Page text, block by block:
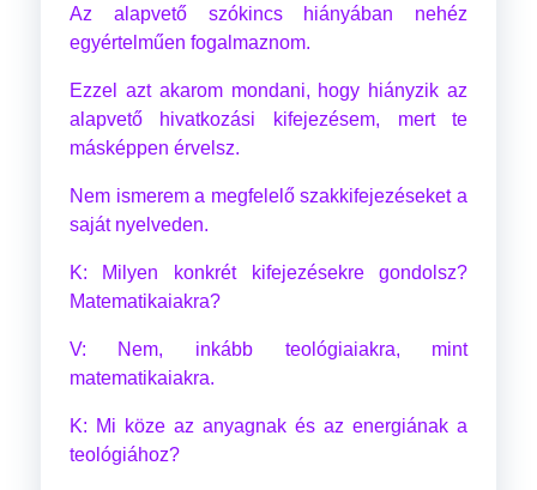
Az alapvető szókincs hiányában nehéz
egyértelműen fogalmaznom.
Ezzel azt akarom mondani, hogy hiányzik az
alapvető hivatkozási kifejezésem, mert te
másképpen érvelsz.
Nem ismerem a megfelelő szakkifejezéseket a
saját nyelveden.
K: Milyen konkrét kifejezésekre gondolsz?
Matematikaiakra?
V: Nem, inkább teológiaiakra, mint
matematikaiakra.
K: Mi köze az anyagnak és az energiának a
teológiához?